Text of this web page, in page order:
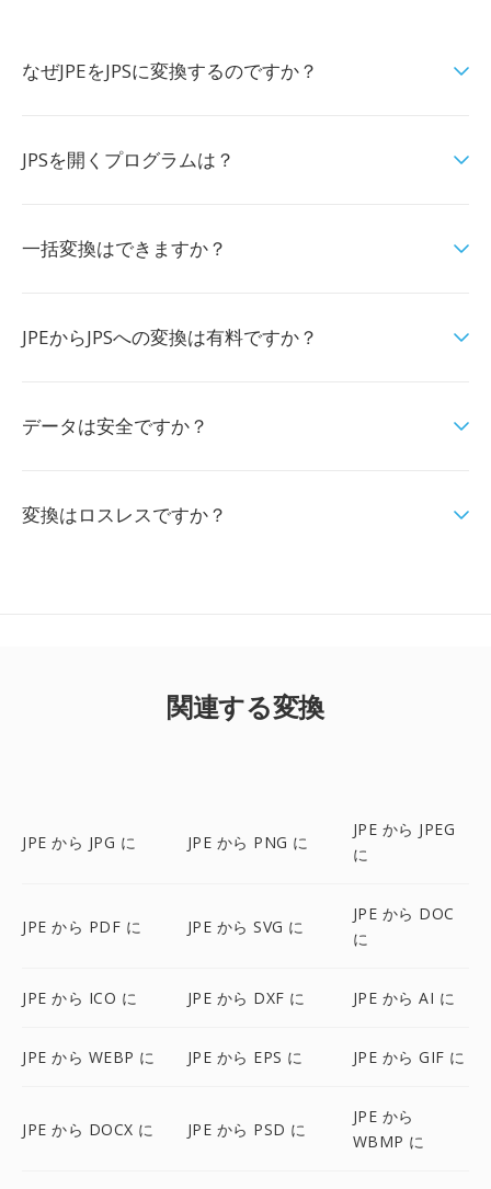
なぜJPEをJPSに変換するのですか？
JPSを開くプログラムは？
一括変換はできますか？
JPEからJPSへの変換は有料ですか？
データは安全ですか？
変換はロスレスですか？
関連する変換
JPE から JPG に JPE から PNG に
JPE から JPEG
に
JPE から PDF に JPE から SVG に
JPE から DOC
に
JPE から ICO に JPE から DXF に JPE から AI に
JPE から WEBP に JPE から EPS に JPE から GIF に
JPE から DOCX に JPE から PSD に
JPE から
WBMP に